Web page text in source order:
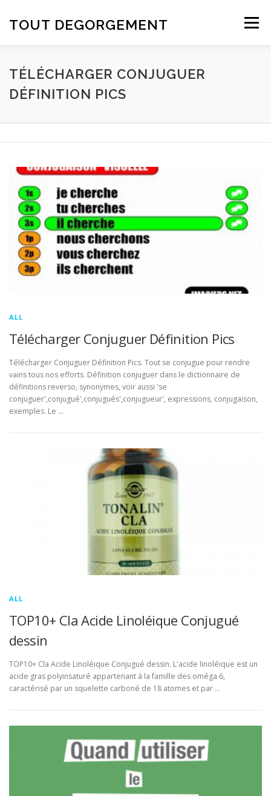
TOUT DEGORGEMENT Menu
TÉLÉCHARGER CONJUGUER
DÉFINITION PICS
ALL
Télécharger Conjuguer Définition Pics
Télécharger Conjuguer Définition Pics. Tout se conjugue pour rendre
vains tous nos efforts. Définition conjuguer dans le dictionnaire de
définitions reverso, synonymes, voir aussi 'se
conjuguer',conjugué',conjugués',conjugueur', expressions, conjugaison,
exemples. Le …
ALL
TOP10+ Cla Acide Linoléique Conjugué
dessin
TOP10+ Cla Acide Linoléique Conjugué dessin. L'acide linoléique est un
acide gras polyinsaturé appartenant à la famille des oméga 6,
caractérisé par un squelette carboné de 18 atomes et par …